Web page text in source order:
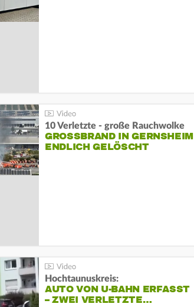
10 Verletzte - große Rauchwolke
GROSSBRAND IN GERNSHEIM E
NDLICH GELÖSCHT
Hochtaunuskreis:
AUTO VON U-BAHN ERFASST
– ZWEI VERLETZTE…